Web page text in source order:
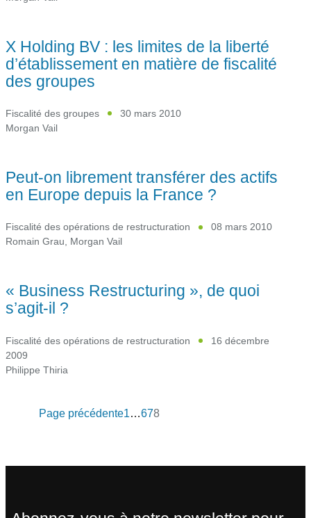
X Holding BV : les limites de la liberté
d’établissement en matière de fiscalité
des groupes
Fiscalité des groupes
30 mars 2010
Morgan Vail
Peut-on librement transférer des actifs
en Europe depuis la France ?
Fiscalité des opérations de restructuration
08 mars 2010
Romain Grau, Morgan Vail
« Business Restructuring », de quoi
s’agit-il ?
Fiscalité des opérations de restructuration
16 décembre
2009
Philippe Thiria
Page précédente1…678